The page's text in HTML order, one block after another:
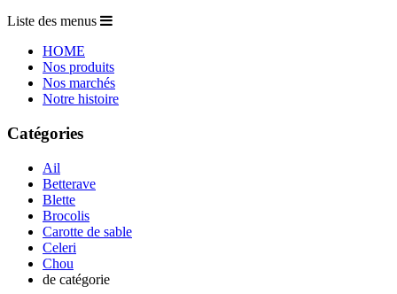
Liste des menus
HOME
Nos produits
Nos marchés
Notre histoire
Catégories
Ail
Betterave
Blette
Brocolis
Carotte de sable
Celeri
Chou
de catégorie